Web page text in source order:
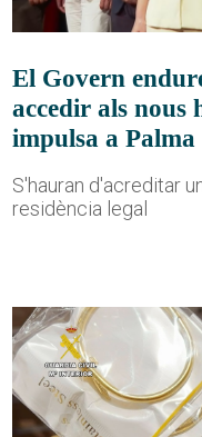
El Govern
accedir als nous
impulsa a Palma
S'hauran d'acreditar
residència legal